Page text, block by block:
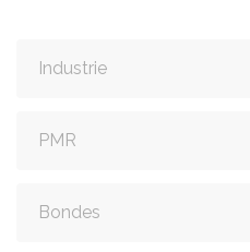
Industrie
PMR
Bondes